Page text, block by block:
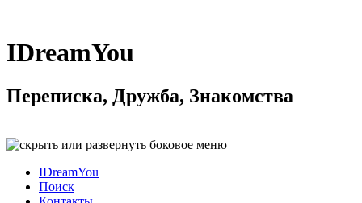
IDreamYou
Переписка, Дружба, Знакомства
IDreamYou
Поиск